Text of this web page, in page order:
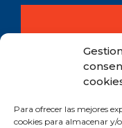
Para ofrecer las mejores
cookies para almacenar y/